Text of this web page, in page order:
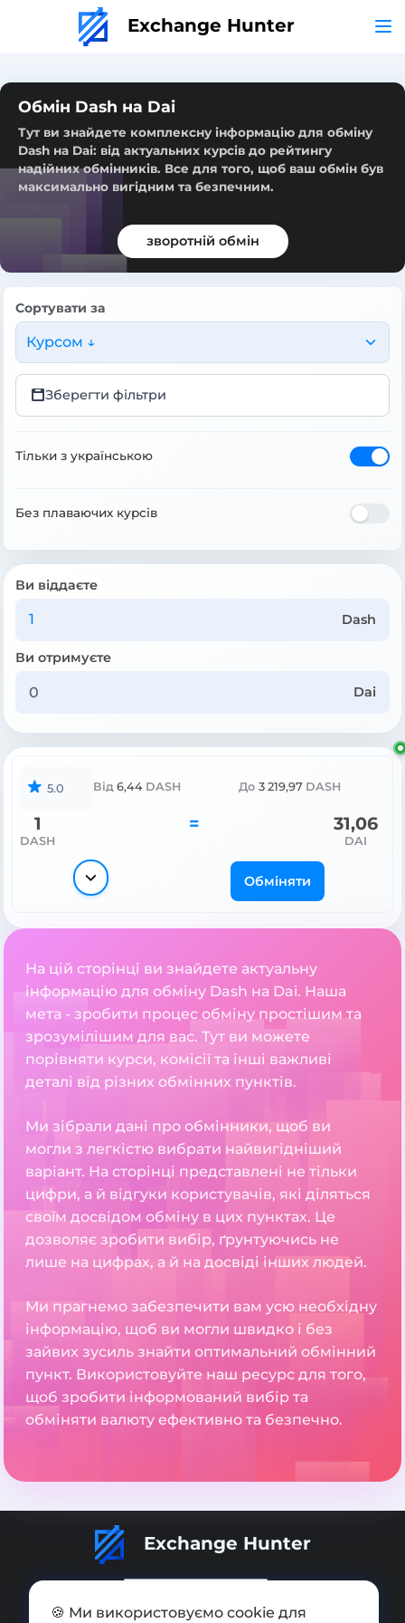
Exchange Hunter
Обмін Dash на Dai
Тут ви знайдете комплексну інформацію для обміну
Dash на Dai: від актуальних курсів до рейтингу
надійних обмінників. Все для того, щоб ваш обмін був
максимально вигідним та безпечним.
зворотній обмін
Сортувати за
Курсом ↓
Зберегти фільтри
Тільки з українською
Без плаваючих курсів
Ви віддаєте
Dash
Ви отримуєте
Dai
5.0 Від 6,44 DASH До 3 219,97 DASH
1
DASH
= 31,06
DAI
Обміняти
На цій сторінці ви знайдете актуальну
інформацію для обміну Dash на Dai. Наша
мета - зробити процес обміну простішим та
зрозумілішим для вас. Тут ви можете
порівняти курси, комісії та інші важливі
деталі від різних обмінних пунктів.
Ми зібрали дані про обмінники, щоб ви
могли з легкістю вибрати найвигідніший
варіант. На сторінці представлені не тільки
цифри, а й відгуки користувачів, які діляться
своїм досвідом обміну в цих пунктах. Це
дозволяє зробити вибір, ґрунтуючись не
лише на цифрах, а й на досвіді інших людей.
Ми прагнемо забезпечити вам усю необхідну
інформацію, щоб ви могли швидко і без
зайвих зусиль знайти оптимальний обмінний
пункт. Використовуйте наш ресурс для того,
щоб зробити інформований вибір та
обміняти валюту ефективно та безпечно.
Exchange Hunter
🍪 Ми використовуємо cookie для